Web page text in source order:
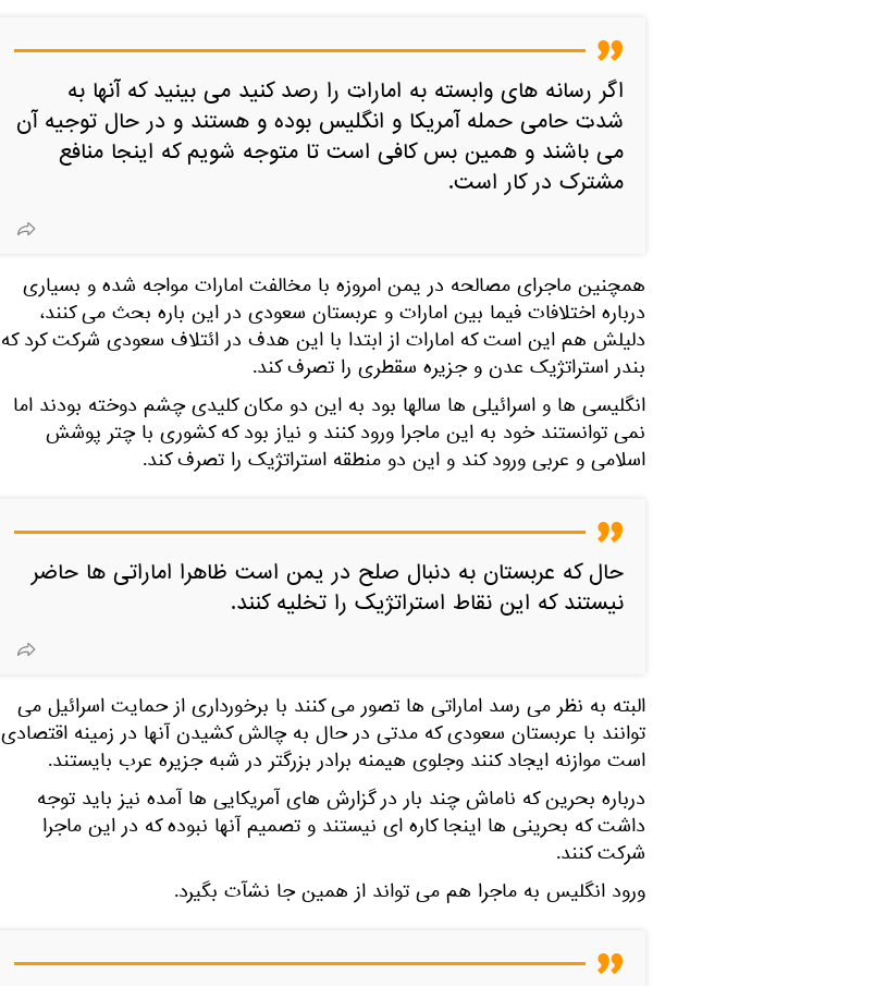
اگر رسانه های وابسته به امارات را رصد کنید می بینید که آنها به
شدت حامی حمله آمریکا و انگلیس بوده و هستند و در حال توجیه آن
می باشند و همین بس کافی است تا متوجه شویم که اینجا منافع
مشترک در کار است.
همچنین ماجرای مصالحه در یمن امروزه با مخالفت امارات مواجه شده و بسیاری
درباره اختلافات فیما بین امارات و عربستان سعودی در این باره بحث می کنند،
دلیلش هم این است که امارات از ابتدا با این هدف در ائتلاف سعودی شرکت کرد که
بندر استراتژیک عدن و جزیره سقطری را تصرف کند.
انگلیسی ها و اسرائیلی ها سالها بود به این دو مکان کلیدی چشم دوخته بودند اما
نمی توانستند خود به این ماجرا ورود کنند و نیاز بود که کشوری با چتر پوشش
اسلامی و عربی ورود کند و این دو منطقه استراتژیک را تصرف کند.
حال که عربستان به دنبال صلح در یمن است ظاهرا اماراتی ها حاضر
نیستند که این نقاط استراتژیک را تخلیه کنند.
البته به نظر می رسد اماراتی ها تصور می کنند با برخورداری از حمایت اسرائیل می
توانند با عربستان سعودی که مدتی در حال به چالش کشیدن آنها در زمینه اقتصادی
است موازنه ایجاد کنند وجلوی هیمنه برادر بزرگتر در شبه جزیره عرب بایستند.
درباره بحرین که ناماش چند بار در گزارش های آمریکایی ها آمده نیز باید توجه
داشت که بحرینی ها اینجا کاره ای نیستند و تصمیم آنها نبوده که در این ماجرا
شرکت کنند.
ورود انگلیس به ماجرا هم می تواند از همین جا نشآت بگیرد.